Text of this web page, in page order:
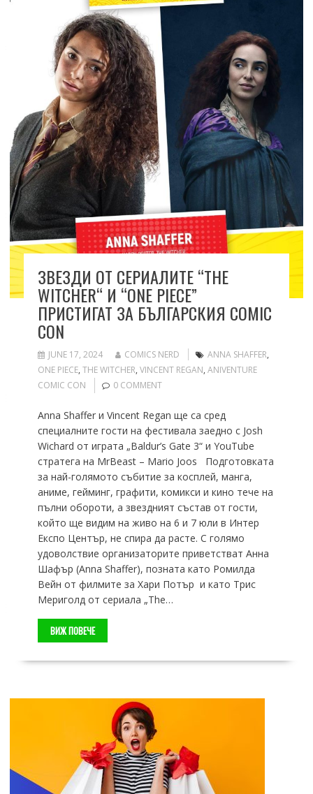
ЗВЕЗДИ ОТ СЕРИАЛИТЕ “THE
WITCHER“ И “ONE PIECE”
ПРИСТИГАТ ЗА БЪЛГАРСКИЯ COMIC
CON
JUNE 17, 2024 COMICS NERD ANNA SHAFFER,
ONE PIECE, THE WITCHER, VINCENT REGAN, АNIVENTURE
COMIC CON
0 COMMENT
Anna Shaffer и Vincent Regan ще са сред
специалните гости на фестивала заедно с Josh
Wichard от играта „Baldur’s Gate 3“ и YouTube
стратега на MrBeast – Mario Joos Подготовката
за най-голямото събитие за косплей, манга,
аниме, гейминг, графити, комикси и кино тече на
пълни обороти, а звездният състав от гости,
който ще видим на живо на 6 и 7 юли в Интер
Експо Център, не спира да расте. С голямо
удоволствие организаторите приветстват Анна
Шафър (Anna Shaffer), позната като Ромилда
Вейн от филмите за Хари Потър и като Трис
Мериголд от сериала „The…
ВИЖ ПОВЕЧЕ